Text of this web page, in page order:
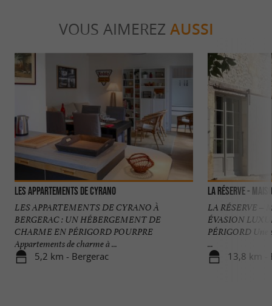
VOUS AIMEREZ AUSSI
Les Appartements de Cyrano
LES APPARTEMENTS DE CYRANO À
BERGERAC : UN HÉBERGEMENT DE
CHARME EN PÉRIGORD POURPRE
Appartements de charme à ...
5,2 km - Bergerac
La Réserve -
LA RÉSERVE –
ÉVASION
PÉRIGORD Une
...
13,8 km -